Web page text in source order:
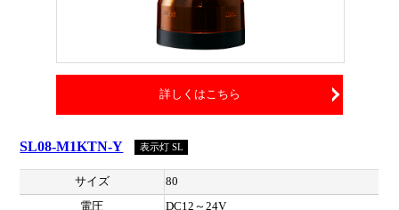
詳しくはこちら
SL08-M1KTN-Y 表示灯 SL
サイズ
80
電圧
DC12～24V